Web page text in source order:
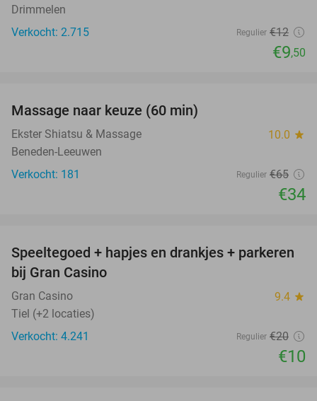
Drimmelen
Verkocht: 2.715
Regulier €12
€9,50
Massage naar keuze (60 min)
Ekster Shiatsu & Massage 10.0 star
Beneden-Leeuwen
Verkocht: 181
Regulier €65
€34
50%
Speeltegoed + hapjes en drankjes + parkeren
bij Gran Casino
Gran Casino 9.4 star
Tiel (+2 locaties)
Verkocht: 4.241
Regulier €20
€10